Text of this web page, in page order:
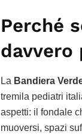
Perché
davvero
La Bandiera
tremila pediatri
aspetti: il fondale
muoversi, spazi